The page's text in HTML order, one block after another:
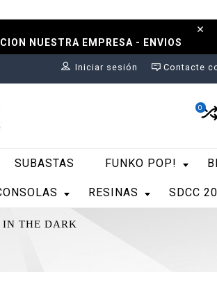
NUESTRA EMPRESA - ENVIOS
Contacte
Iniciar sesión
0
SUBASTAS FUNKO POP!
RESINAS SDCC
IN THE DARK